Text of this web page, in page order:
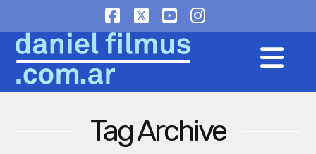
Facebook
X YouTube
Instagram
Tag Archive